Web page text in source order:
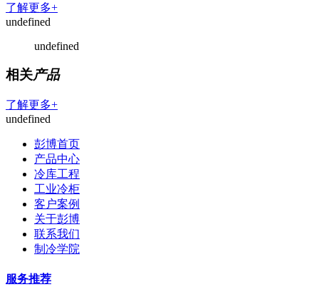
了解更多+
undefined
undefined
相关产品
了解更多+
undefined
彭博首页
产品中心
冷库工程
工业冷柜
客户案例
关于彭博
联系我们
制冷学院
服务推荐